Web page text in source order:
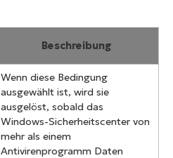
Beschreibung
Wenn diese Bedingung
ausgewählt ist, wird sie
ausgelöst, sobald das
Windows-Sicherheitscenter von
mehr als einem
Antivirenprogramm Daten